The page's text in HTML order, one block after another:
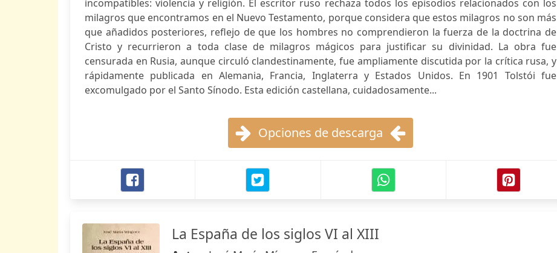
incompatibles: violencia y religión. El escritor ruso rechaza todos los episodios relacionados con los
milagros que encontramos en el Nuevo Testamento, porque considera que estos milagros no son más
que añadidos posteriores, reflejo de que los hombres no comprendieron la fuerza de la doctrina de
Cristo y recurrieron a toda clase de milagros mágicos para justificar su divinidad. La obra fue
censurada en Rusia, aunque circuló clandestinamente, fue ampliamente discutida por la crítica rusa, y
rápidamente publicada en Alemania, Francia, Inglaterra y Estados Unidos. En 1901 Tolstói fue
excomulgado por el Santo Sínodo. Esta edición castellana, cuidadosamente...
Opciones de descarga
La España de los siglos VI al XIII